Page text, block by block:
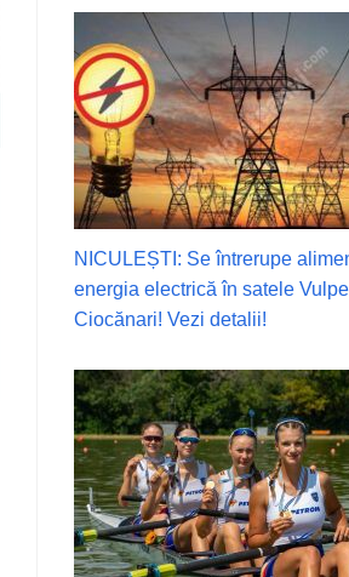
NICULEȘTI: Se întrerupe
energia electrică în satele
Ciocănari! Vezi detalii!